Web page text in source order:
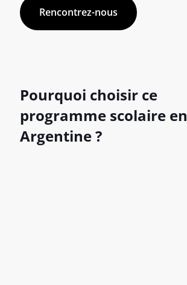
Rencontrez-nous
Pourquoi choisir ce
programme scolaire en
Argentine ?